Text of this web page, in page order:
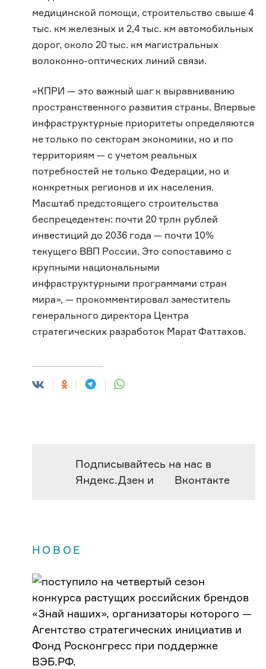
медицинской помощи, строительство свыше 4
тыс. км железных и 2,4 тыс. км автомобильных
дорог, около 20 тыс. км магистральных
волоконно-оптических линий связи.
«КПРИ — это важный шаг к выравниванию
пространственного развития страны. Впервые
инфраструктурные приоритеты определяются
не только по секторам экономики, но и по
территориям — с учетом реальных
потребностей не только Федерации, но и
конкретных регионов и их населения.
Масштаб предстоящего строительства
беспрецедентен: почти 20 трлн рублей
инвестиций до 2036 года — почти 10%
текущего ВВП России. Это сопоставимо с
крупными национальными
инфраструктурными программами стран
мира», — прокомментировал заместитель
генерального директора Центра
стратегических разработок Марат Фаттахов.
Подписывайтесь на нас в
Яндекс.Дзен и Вконтакте
НОВОЕ